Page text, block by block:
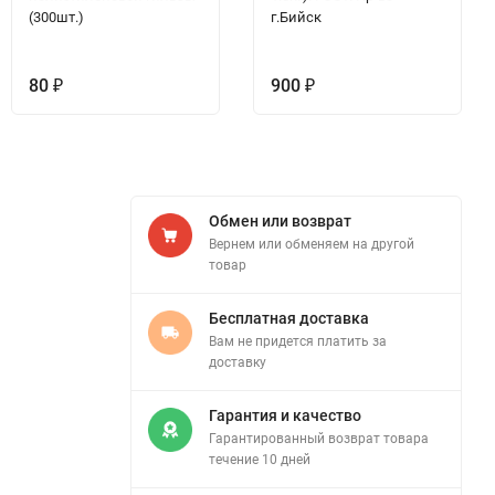
(300шт.)
80 ₽
г.Бийск
900 ₽
Обмен или возврат
Вернем или обменяем на другой
товар
Бесплатная доставка
Вам не придется платить за
доставку
Гарантия и качество
Гарантированный возврат товара
течение 10 дней